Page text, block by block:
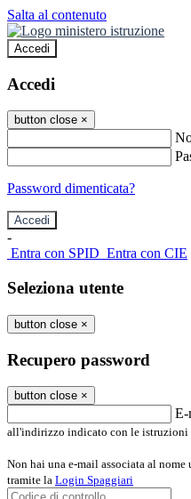
Salta al contenuto
Accedi
Accedi
button close ×
Password dimenticata?
-
Entra con SPID Entra con CIE
Seleziona utente
button close ×
Recupero password
button close ×
E-
all'indirizzo indicato con le istruzioni
Non hai una e-mail associata al
tramite la Login Spaggiari